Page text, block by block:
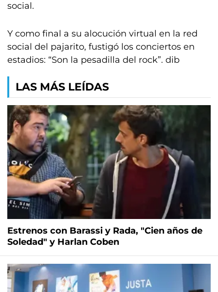
social.
Y como final a su alocución virtual en la red
social del pajarito, fustigó los conciertos en
estadios: “Son la pesadilla del rock”. dib
LAS MÁS LEÍDAS
Estrenos con Barassi y Rada, "Cien años de
Soledad" y Harlan Coben